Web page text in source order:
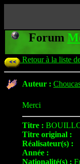
Forum
Retour à la liste
Auteur :
Merci
Titre :
Titre original :
Réalisateur(s) :
Année :
Nationalité(s) :